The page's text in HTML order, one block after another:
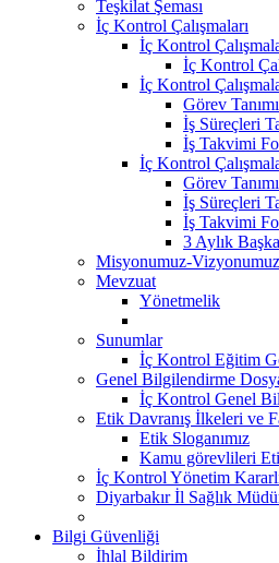
Teşkilat Şeması
İç Kontrol Çalışmaları
İç Kontrol
İç Kontrol
İç Kontrol
Görev
İş Süreçleri
İş Takvimi
İç Kontrol
Görev
İş Süreçleri
İş Takvimi
3 Aylık
Misyonumuz-Vizyonumuz
Mevzuat
Yönetmelik
Sunumlar
İç Kontrol Eğitim
Genel Bilgilendirme
İç Kontrol Genel
Etik Davranış İlkeleri ve
Etik Sloganımız
Kamu görevlileri
İç Kontrol Yönetim
Diyarbakır İl Sağlık
Bilgi Güvenliği
İhlal Bildirim